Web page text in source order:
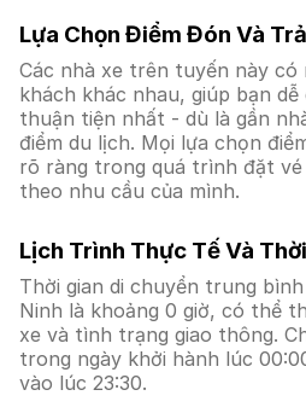
Lựa Chọn Điểm Đón Và
Các nhà xe trên tuyến này có
khách khác nhau, giúp bạn dễ
thuận tiện nhất - dù là gần
điểm du lịch. Mọi lựa chọn
rõ ràng trong quá trình đặt
theo nhu cầu của mình.
Lịch Trình Thực Tế Và
Thời gian di chuyển trung
Ninh là khoảng 0 giờ, có thể
xe và tình trạng giao thông.
trong ngày khởi hành lúc
vào lúc 23:30.